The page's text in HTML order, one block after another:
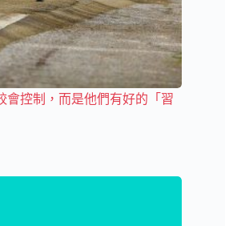
會控制，而是他們有好的「習